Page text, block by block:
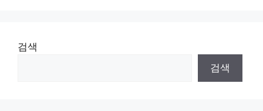
검색
검색